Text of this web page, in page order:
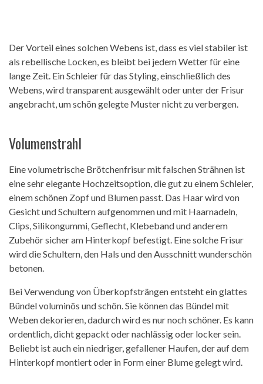
Der Vorteil eines solchen Webens ist, dass es viel stabiler ist
als rebellische Locken, es bleibt bei jedem Wetter für eine
lange Zeit. Ein Schleier für das Styling, einschließlich des
Webens, wird transparent ausgewählt oder unter der Frisur
angebracht, um schön gelegte Muster nicht zu verbergen.
Volumenstrahl
Eine volumetrische Brötchenfrisur mit falschen Strähnen ist
eine sehr elegante Hochzeitsoption, die gut zu einem Schleier,
einem schönen Zopf und Blumen passt. Das Haar wird von
Gesicht und Schultern aufgenommen und mit Haarnadeln,
Clips, Silikongummi, Geflecht, Klebeband und anderem
Zubehör sicher am Hinterkopf befestigt. Eine solche Frisur
wird die Schultern, den Hals und den Ausschnitt wunderschön
betonen.
Bei Verwendung von Überkopfsträngen entsteht ein glattes
Bündel voluminös und schön. Sie können das Bündel mit
Weben dekorieren, dadurch wird es nur noch schöner. Es kann
ordentlich, dicht gepackt oder nachlässig oder locker sein.
Beliebt ist auch ein niedriger, gefallener Haufen, der auf dem
Hinterkopf montiert oder in Form einer Blume gelegt wird.